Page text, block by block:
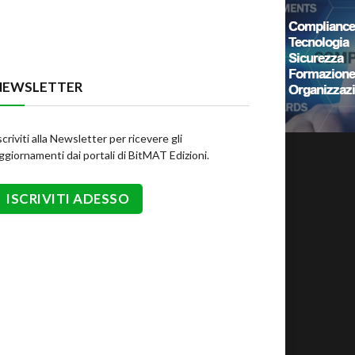
alla Newsletter per ricevere gli
dai portali di BitMAT Edizioni.